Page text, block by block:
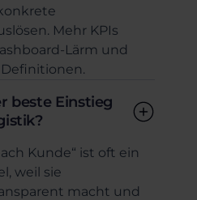
Mehr KPIs
Lärm und
beste Einstieg
Kunde“ ist oft ein
weil sie
macht und